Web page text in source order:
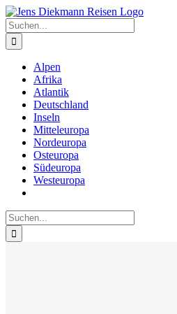
Zum
Inhalt
springen
Suche
nach:
Alpen
Afrika
Atlantik
Deutschland
Inseln
Mitteleuropa
Nordeuropa
Osteuropa
Südeuropa
Westeuropa
Suche
nach: